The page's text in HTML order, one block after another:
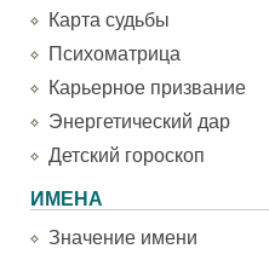
Карта судьбы
Психоматрица
Карьерное призвание
Энергетический дар
Детский гороскоп
ИМЕНА
Значение имени